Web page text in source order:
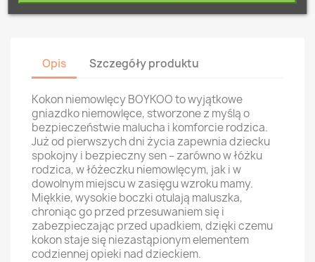
Opis Szczegóły produktu
Kokon niemowlęcy BOYKOO to wyjątkowe
gniazdko niemowlęce, stworzone z myślą o
bezpieczeństwie malucha i komforcie rodzica.
Już od pierwszych dni życia zapewnia dziecku
spokojny i bezpieczny sen – zarówno w łóżku
rodzica, w łóżeczku niemowlęcym, jak i w
dowolnym miejscu w zasięgu wzroku mamy.
Miękkie, wysokie boczki otulają maluszka,
chroniąc go przed przesuwaniem się i
zabezpieczając przed upadkiem, dzięki czemu
kokon staje się niezastąpionym elementem
codziennej opieki nad dzieckiem.